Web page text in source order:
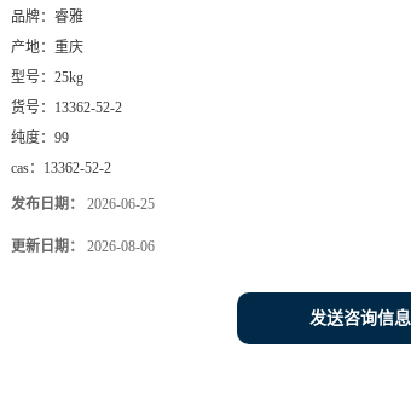
品牌： 睿雅
产地： 重庆
型号： 25kg
货号： 13362-52-2
纯度： 99
cas： 13362-52-2
发布日期： 2026-06-25
更新日期： 2026-08-06
发送咨询信息